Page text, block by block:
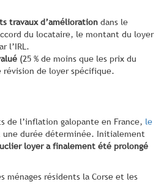
travaux d’amélioration dans le
du locataire, le montant du loyer
l’IRL.
(25 % de moins que les prix du
révision de loyer spécifique.
de l’inflation galopante en France, le
une durée déterminée. Initialement
loyer a finalement été prolongé
résidents la Corse et les